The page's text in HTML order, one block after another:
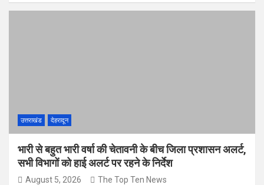
उत्तराखंड देहरादून
भारी से बहुत भारी वर्षा की चेतावनी के बीच जिला प्रशासन अलर्ट,
सभी विभागों को हाई अलर्ट पर रहने के निर्देश
August 5, 2026 The Top Ten News